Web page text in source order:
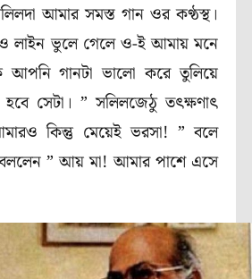
আমার সমস্ত গান ওর কণ্ঠস্থ।
ভুলে গেলে ও-ই আমায় মনে
আপনি গানটা ভালো করে তুলিয়ে
সেটা। ” সলিলজেঠু তৎক্ষণাৎ
কিন্তু মেয়েই ভরসা! ” বলে
” আয় মা! আমার পাশে এসে